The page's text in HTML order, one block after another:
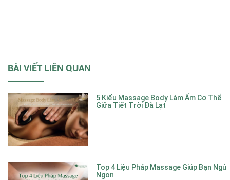
BÀI VIẾT LIÊN QUAN
5 Kiểu Massage Body Làm Ấm Cơ Thể
Giữa Tiết Trời Đà Lạt
Top 4 Liệu Pháp Massage Giúp Bạn Ngủ
Ngon